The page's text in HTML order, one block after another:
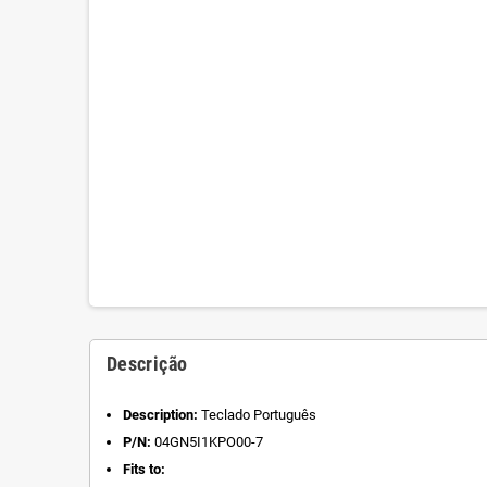
Descrição
Description: Teclado Português
P/N: 04GN5I1KPO00-7
Fits to: